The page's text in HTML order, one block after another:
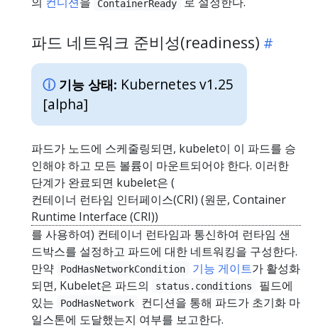
ContainerReady
파드 네트워크 준비성(readiness)
기능 상태: Kubernetes v1.25
[alpha]
파드가 노드에 스케줄링되면, kubelet이 이 파드를 승
인해야 하고 모든 볼륨이 마운트되어야 한다. 이러한
단계가 완료되면 kubelet은 (
컨테이너 런타임 인터페이스(CRI) (원문, Container
Runtime Interface (CRI))
를 사용하여) 컨테이너 런타임과 통신하여 런타임 샌
드박스를 설정하고 파드에 대한 네트워킹을 구성한다.
만약
PodHasNetworkCondition 기능 게이트가 활성화
되면, Kubelet은 파드의
status.conditions
필드에
있는
PodHasNetwork
컨디션을 통해 파드가 초기화 마
일스톤에 도달했는지 여부를 보고한다.